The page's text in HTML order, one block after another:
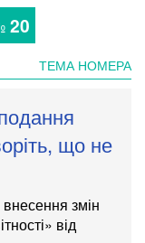
20
ТЕМА НОМЕРА
що не
змін
від